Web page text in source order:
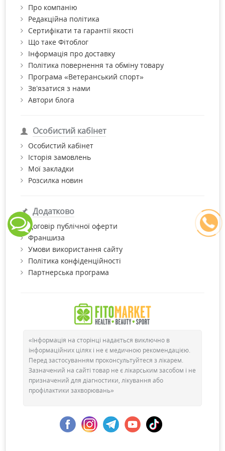
Про компанію
Редакційна політика
Сертифікати та гарантії якості
Що таке Фітоблог
Інформація про доставку
Політика повернення та обміну товару
Програма «Ветеранський спорт»
Зв’язатися з нами
Автори блога
Особистий кабінет
Особистий кабінет
Історія замовлень
Мої закладки
Розсилка новин
Додатково
Договір публічної оферти
Франшиза
Умови використання сайту
Політика конфіденційності
Партнерська програма
«Інформація на сторінці надається виключно в
інформаційних цілях і не є медичною рекомендацією.
Перед застосуванням проконсультуйтеся з лікарем.
Зазначений на сайті товар не є лікарським засобом і не
призначений для діагностики, лікування або
профілактики захворювань»